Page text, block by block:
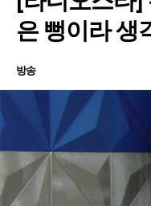
은 뻥이라 생
방송